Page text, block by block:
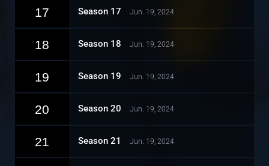
17 Season 17 Jun. 19, 2024
18 Season 18 Jun. 19, 2024
19 Season 19 Jun. 19, 2024
20 Season 20 Jun. 19, 2024
21 Season 21 Jun. 19, 2024